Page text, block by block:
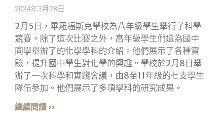
2024年3月28日
2月5日，畢羅福斯克學校為八年級學生舉行了科學
競賽。除了這次比賽之外，高年級學生們還為國中
同學舉辦了的化學學科的介紹。他們展示了各種實
驗，提升國中學生對化學的興趣。學校於2月8日舉
辦了一次科學和實踐會議，由8至11年級的七支學生
隊伍參加。他們展示了多項學科的研究成果。
繼續閱讀 »